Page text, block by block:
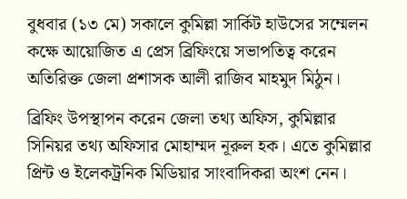
বুধবার (১৩ মে) সকালে কুমিল্লা সার্কিট হাউসের সম্মেলন
কক্ষে আয়োজিত এ প্রেস ব্রিফিংয়ে সভাপতিত্ব করেন
অতিরিক্ত জেলা প্রশাসক আলী রাজিব মাহমুদ মিঠুন।
ব্রিফিং উপস্থাপন করেন জেলা তথ্য অফিস, কুমিল্লার
সিনিয়র তথ্য অফিসার মোহাম্মদ নূরুল হক। এতে কুমিল্লার
প্রিন্ট ও ইলেকট্রনিক মিডিয়ার সাংবাদিকরা অংশ নেন।